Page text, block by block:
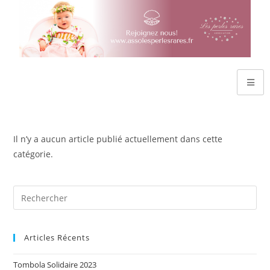
Il n’y a aucun article publié actuellement dans cette
catégorie.
Articles Récents
Tombola Solidaire 2023